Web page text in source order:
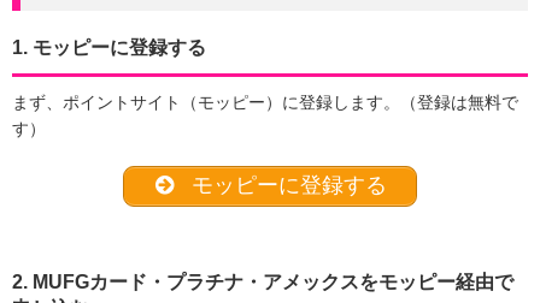
1. モッピーに登録する
まず、ポイントサイト（モッピー）に登録します。（登録は無料で
す）
モッピーに登録する
2. MUFGカード・プラチナ・アメックスをモッピー経由で